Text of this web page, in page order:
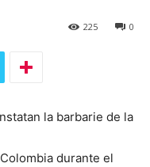
0
225
la barbarie de la
durante el